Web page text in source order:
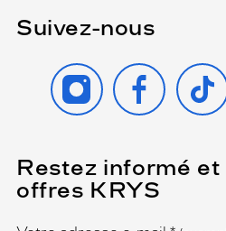
Suivez-nous
INSTAGRAMFACEBOOK
Restez informé et
offres KRYS
Name
(Ce
champ
est
obligatoire)